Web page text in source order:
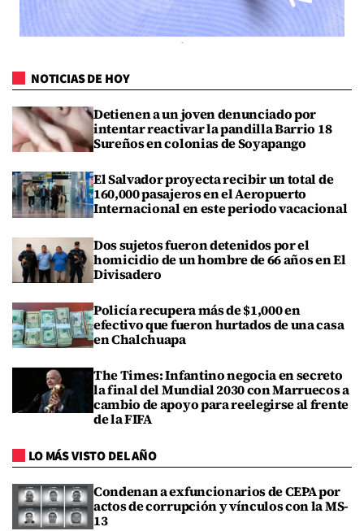
NOTICIAS DE HOY
Detienen a un joven denunciado por
intentar reactivar la pandilla Barrio 18
Sureños en colonias de Soyapango
El Salvador proyecta recibir un total de
160,000 pasajeros en el Aeropuerto
Internacional en este periodo vacacional
Dos sujetos fueron detenidos por el
homicidio de un hombre de 66 años en El
Divisadero
Policía recupera más de $1,000 en
efectivo que fueron hurtados de una casa
en Chalchuapa
The Times: Infantino negocia en secreto
la final del Mundial 2030 con Marruecos a
cambio de apoyo para reelegirse al frente
de la FIFA
LO MÁS VISTO DEL AÑO
Condenan a exfuncionarios de CEPA por
actos de corrupción y vínculos con la MS-
13